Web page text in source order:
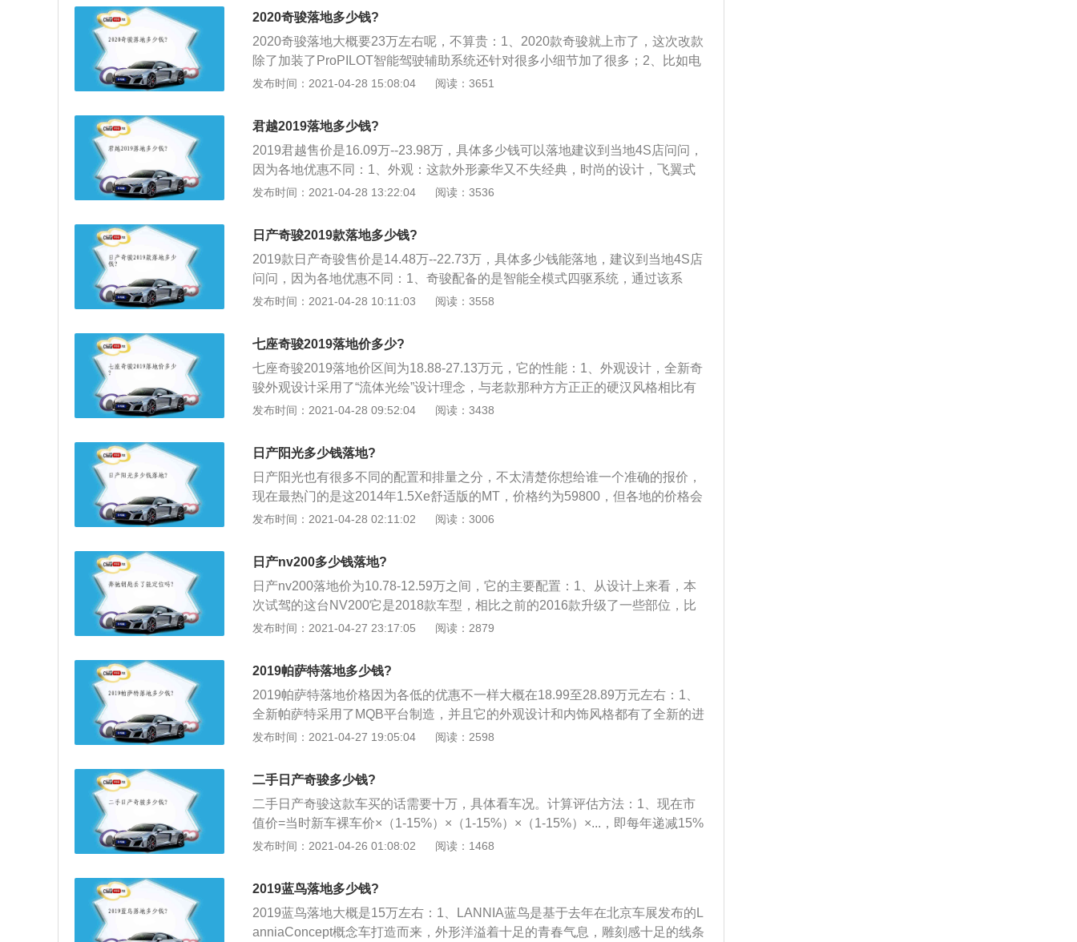
度以及轴距均有所增加；3、新车的前脸采用全新的的圆润设计风格，高配车型
采用了LED远近光大灯及日间行车灯，大面积的镀铬装饰包围着大尺寸的日产Lo
go标志，更凸显力量感；4、新款奇骏的车身线条较老款更为流畅动感，尾部的
设计比现款奇骏要简洁一些，大角度的后窗再加上尾门顶部的尾翼，动感十足。
2020奇骏落地多少钱?
2020奇骏落地大概要23万左右呢，不算贵：1、2020款奇骏就上市了，这次改款
除了加装了ProPILOT智能驾驶辅助系统还针对很多小细节加了很多；2、比如电
动窗帘和胎压监测这些小细节下放到2.0车型了，还会推出一款新的2.0车型；3、
发布时间：2021-04-28 15:08:04 阅读：3651
君越2019落地多少钱?
2019君越售价是16.09万--23.98万，具体多少钱可以落地建议到当地4S店问问，
因为各地优惠不同：1、外观：这款外形豪华又不失经典，时尚的设计，飞翼式
的进气格栅很有个性，更显得年轻化了；2、内饰：内饰不错，很显高挡。内饰
车两天后，味道明显减少。同老款君越相比，中控台略显凌乱，不如之前简洁大
方，当然这些属于个人审美问题；3、空间：空间是无可挑剔的乘坐空间：我17
0，腿部空间没毛病但如果个高的后排头部空间就不是很好了；4、动力：动力十
分强劲，加速过程也比较平顺，提速快超车方便，经常不注意就到六七十迈。感
觉不到网上别人说的明显顿挫，不过具体驾驶过程中，还需结合所在城市道路拥
盈！整体表现均衡。
发布时间：2021-04-28 13:22:04 阅读：3536
日产奇骏2019款落地多少钱?
2019款日产奇骏售价是14.48万--22.73万，具体多少钱能落地，建议到当地4S店
问问，因为各地优惠不同：1、奇骏配备的是智能全模式四驱系统，通过该系
统，驾驶员可以自由选择两驱、自动或锁定四驱模式来应对各种路况。两驱模式
前后轮扭矩在100：0到50：50之间智能分配，在各种路面均表现出最佳行驶性
能。如较急的弯道转弯时可自动分析油门踏板的深度、方向盘的旋转角度以控制
发动机的转速和扭矩输出的分配；3、而锁定四驱模式，可将前后轮的扭矩分配
在约50：50的比例，这种模式适合在一些冰雪、泥泞、沙地等恶劣路况上使用。
发布时间：2021-04-28 10:11:03 阅读：3558
七座奇骏2019落地价多少?
七座奇骏2019落地价区间为18.88-27.13万元，它的性能：1、外观设计，全新奇
骏外观设计采用了“流体光绘”设计理念，与老款那种方方正正的硬汉风格相比有
了很大的变化，整车线条动感流畅一气呵成。全新奇骏的长宽高为4643\/1820\/1
新车的前脸采用全新的的圆润设计风格，高配车型采用了LED远近光大灯及日间
行车灯，大面积的镀铬装饰包围着大尺寸的日产Logo标志，更凸显力量感。新款
奇骏的车身线条较老款更为流畅动感，尾部的设计比现款奇骏要简洁一些，大角
度的后窗再加上尾门顶部的尾翼，动感十足；2、内饰，新款奇骏的内饰如同外
观一样，采用了更多圆润的线条。日产一直标榜的家居式温馨的内饰风格也在新
感；3、人性化配置，新车配置方面也有所升级，采用全新的智能感应式全电动
尾门设计，新车还搭配了AVM全景式监控影像系统、可识别三种车位（包括纵
向、横向、斜向）的IPA自动泊车辅助系统、智能感应式电动尾门以及CARWING
天窗，在新车上将得以保留；4、动力搭载，在动力上，全新奇骏2.0L车型搭载了
双C-VTC（进气和排气）连续可变气门正时智能控制系统，使得整车百公里油耗
相比老款车型下降15%，只有7.5L。新奇骏2.5L车型搭载的与天籁一样的QR系列
四缸发动机，最大功率137KW，最大扭矩234Nm，比现款的135KW、227Nm要
有小幅提升。同时，新奇骏还搭载了全新的CVT变速箱，并具有模拟7速功能，
具有2驱、自动、四驱锁定模式，在同级SUV车型中，其越野能力相当出色，完
全能够满足路况不是特别复杂的越野需要。而新车的四驱系统在此基础上得到加
强，加入了陡坡缓降以及YMC动态扭矩控制系统。
发布时间：2021-04-28 09:52:04 阅读：3438
日产阳光多少钱落地?
日产阳光也有很多不同的配置和排量之分，不太清楚你想给谁一个准确的报价，
现在最热门的是这2014年1.5Xe舒适版的MT，价格约为59800，但各地的价格会
有所不同：1、到处都能见到那种毫无实践经验的对比控，还老掉牙的发动机…
会开你就会省油，同理，会开，你就有动力，不会开的，一边凉快去，或者你去
弄辆福克斯什么的，我用阳光跟你比比；2、另外高速发飘操控之类的问题，请
诸位不用再问，因为不会开车什么车给你都一样，在中国你也甭想开上多快，天
朝的高速也就120极速。这是一款好车，是因为它动力系统先进省油，板车悬
挂，操控不好是吧？哪位大侠高手给说说你开过的话怎么操控怎么不好，让我们
出行高风险怕车毁人亡的，你还真不要买。如果你谨慎小心，平常市区代步，这
车将给你带来5.5L百公里的油耗，这是我自己的市区油耗。
发布时间：2021-04-28 02:11:02 阅读：3006
日产nv200多少钱落地?
日产nv200落地价为10.78-12.59万之间，它的主要配置：1、从设计上来看，本
次试驾的这台NV200它是2018款车型，相比之前的2016款升级了一些部位，比
如同色的后视镜，内部增加了7英寸的屏幕，这些对于它去迎合市场起到了很大
续NISSAN品牌国际化设计理念，将后视镜颜色设计为车体同色，与车身浑然一
体，增强了侧身视觉整体感的同时，提升了豪华风尚的效果，豪华商务气场十
足；3、配置上，NV200搭载了多功能仪表盘，不仅可显示油耗、油量、发动机
转速等内容，还有怠速警示和保养信息的提醒，提升用车安全；搭载的7寸多媒
体显示屏，集收音机、多媒体、蓝牙电话＆音乐、手机互联等功能于一体，提升
组合方式，则让NV200轻松应对各种载货需求，成为各大公司用车的之选；4、N
V200，一台从驾驶员的角度开着很尼桑的车，外形也很有设计感，整体看起来比
较时尚，所以这款车非常适合想创业的、有想法的、追求品质的年轻人去拥有。
宜。
发布时间：2021-04-27 23:17:05 阅读：2879
2019帕萨特落地多少钱?
2019帕萨特落地价格因为各低的优惠不一样大概在18.99至28.89万元左右：1、
全新帕萨特采用了MQB平台制造，并且它的外观设计和内饰风格都有了全新的进
化。与帕萨特以往偏向商务的设计风格不同，这次全新车型明显将更多的运动元
线条一直延伸到车尾，风格上与轿跑车更加接近，也许是现在消费趋势年轻化，
现款的老成需要与时俱进了。车身尺寸方面为：4933\/1836\/1465。轴距方面达
到了1465毫米；3、发动机搭载的是1.4T2.0T两款涡轮增压发动机，变速箱采用
的是7挡双离合变速箱。悬架系统前为：麦弗逊式独立悬架，后为：多连杆独立
悬架。整车质保为三年或10万公里；4、2019款帕萨特的车身尺寸长宽高为：49
所搭载的1.4T发动机的最大功率为：110Kw，最大扭矩为：250N.m，最大马力
为：160Ps。发动机材质为全铝合金发动机，供油方式直喷，燃油标号是95号汽
油；5、2.0T发动机分高低功率两个版本，高功率版本的最大功率为：162Kw，
发布时间：2021-04-27 19:05:04 阅读：2598
二手日产奇骏多少钱?
二手日产奇骏这款车买的话需要十万，具体看车况。计算评估方法：1、现在市
值价=当时新车裸车价×（1-15%）×（1-15%）×（1-15%）×...，即每年递减15%
左右，满几年就乘以多少个（1-15%）；2、看保险还有多长时间，审车还有多长
发票、钥匙齐备（一般2把）、说明书、工具箱、灭火器、应急工具、三脚架等
一应俱全，且一直在4s店保养、维修维护的，可适当提价，具体看个人；4、看
是否有过重大事故，否则再在现在市值价上折价30%-50%+；5、看实际车况，包
括发动机、底盘、变速箱、减震悬挂、车身漆水和钣金、各项电器、车灯（含大
发布时间：2021-04-26 01:08:02 阅读：1468
2019蓝鸟落地多少钱?
2019蓝鸟落地大概是15万左右：1、LANNIA蓝鸟是基于去年在北京车展发布的L
anniaConcept概念车打造而来，外形洋溢着十足的青春气息，雕刻感十足的线条